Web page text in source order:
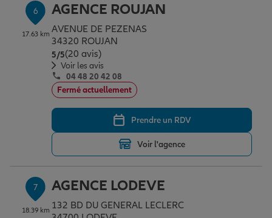
6
17.63 km
AGENCE ROUJAN
AVENUE DE PEZENAS
34320 ROUJAN
5/5Note de 5 sur 5
(20 avis)
Voir les avis
04 48 20 42 08
Fermé actuellement
Prendre un RDV
Voir l'agence
7
18.39 km
AGENCE LODEVE
132 BD DU GENERAL LECLERC